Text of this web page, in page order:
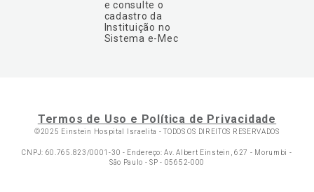
e consulte o
cadastro da
Instituição no
Sistema e-Mec
Termos de Uso e Política de Privacidade
©2025 Einstein Hospital Israelita -TODOS OS DIREITOS RESERVADOS
CNPJ: 60.765.823/0001-30 - Endereço: Av. Albert Einstein, 627 - Morumbi -
São Paulo - SP - 05652-000